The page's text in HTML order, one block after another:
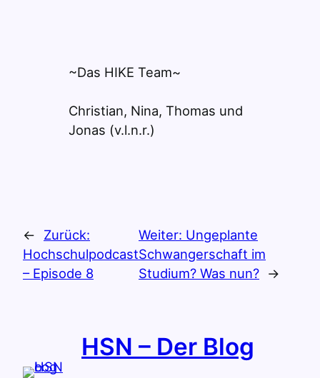
~Das HIKE Team~
Christian, Nina, Thomas und
Jonas (v.l.n.r.)
←
Zurück:
Hochschulpodcast
– Episode 8
Weiter: Ungeplante
Schwangerschaft im
Studium? Was nun? →
HSN – Der Blog